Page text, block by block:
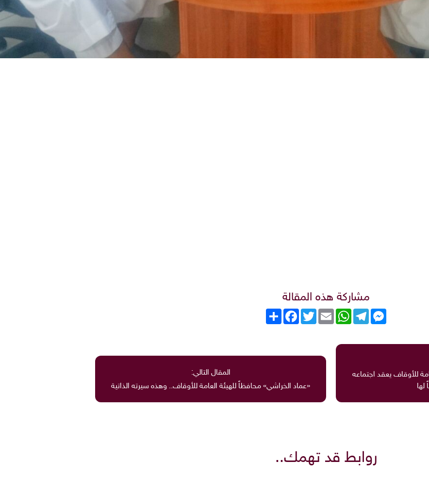
مشاركة هذه المقالة
انشر
FacebookTwitterEmail
WhatsAppTelegram
Messenger
للأوقاف يعقد اجتماعه
المقال التالي:
«عماد الخراشي» محافظاً للهيئة العامة للأوقاف.. وهذه سيرته الذاتية
روابط قد تهمك..